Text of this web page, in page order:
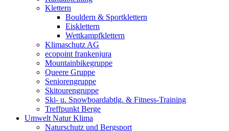
Klettern
Bouldern & Sportklettern
Eisklettern
Wettkampfklettern
Klimaschutz AG
ecopoint frankenjura
Mountainbikegruppe
Queere Gruppe
Seniorengruppe
Skitourengruppe
Ski- u. Snowboardabtlg. & Fitness-Training
Treffpunkt Berge
Umwelt Natur Klima
Naturschutz und Bergsport